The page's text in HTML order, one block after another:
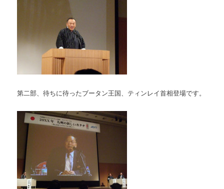
第二部、待ちに待ったブータン王国、ティンレイ首相登場です。